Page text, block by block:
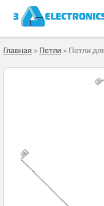
Главная » Петли » Петли